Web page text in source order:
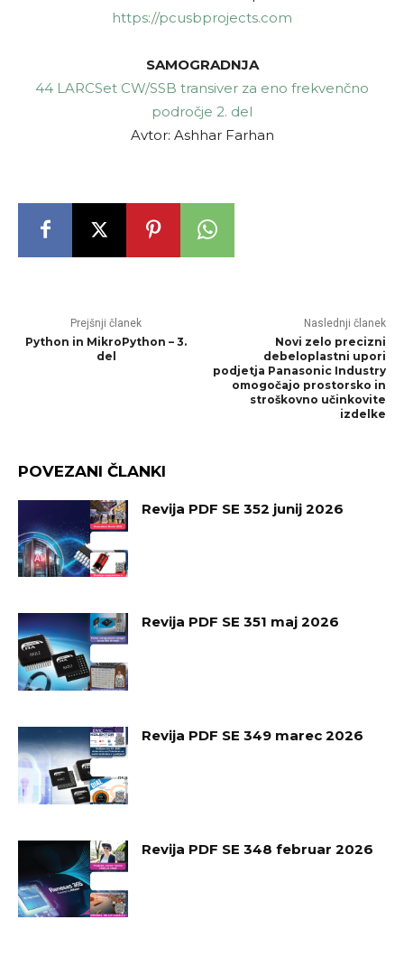
https://pcusbprojects.com
SAMOGRADNJA
44 LARCSet CW/SSB transiver za eno frekvenčno
področje 2. del
Avtor: Ashhar Farhan
Prejšnji članek
Python in MikroPython – 3.
del
Naslednji članek
Novi zelo precizni
debeloplastni upori
podjetja Panasonic Industry
omogočajo prostorsko in
stroškovno učinkovite
izdelke
POVEZANI ČLANKI
Revija PDF SE 352 junij 2026
Revija PDF SE 351 maj 2026
Revija PDF SE 349 marec 2026
Revija PDF SE 348 februar 2026